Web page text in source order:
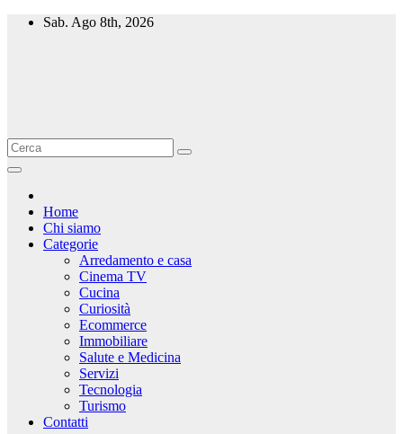
Salta
Sab. Ago 8th, 2026
Home
Chi siamo
Categorie
Arredamento e casa
Cinema TV
Cucina
Curiosità
Ecommerce
Immobiliare
Salute e Medicina
Servizi
Tecnologia
Turismo
Contatti